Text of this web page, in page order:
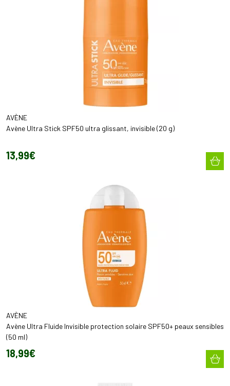
AVÈNE
Avène Ultra Stick SPF50 ultra glissant, invisible (20 g)
13,99€
AVÈNE
Avène Ultra Fluide Invisible protection solaire SPF50+ peaux sensibles
(50 ml)
18,99€